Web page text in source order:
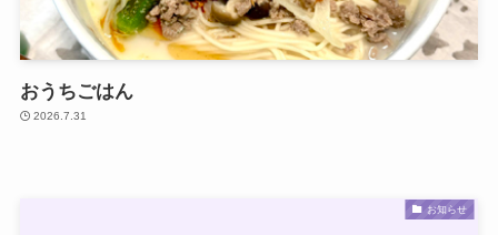
おうちごはん
2026.7.31
お知らせ